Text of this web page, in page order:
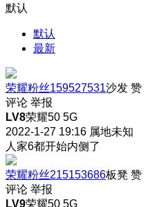
默认
默认
最新
荣耀粉丝159527531沙发 赞
评论 举报
LV8荣耀50 5G
2022-1-27 19:16 属地未知
人家6都开始内侧了
荣耀粉丝215153686板凳 赞
评论 举报
LV9荣耀50 5G